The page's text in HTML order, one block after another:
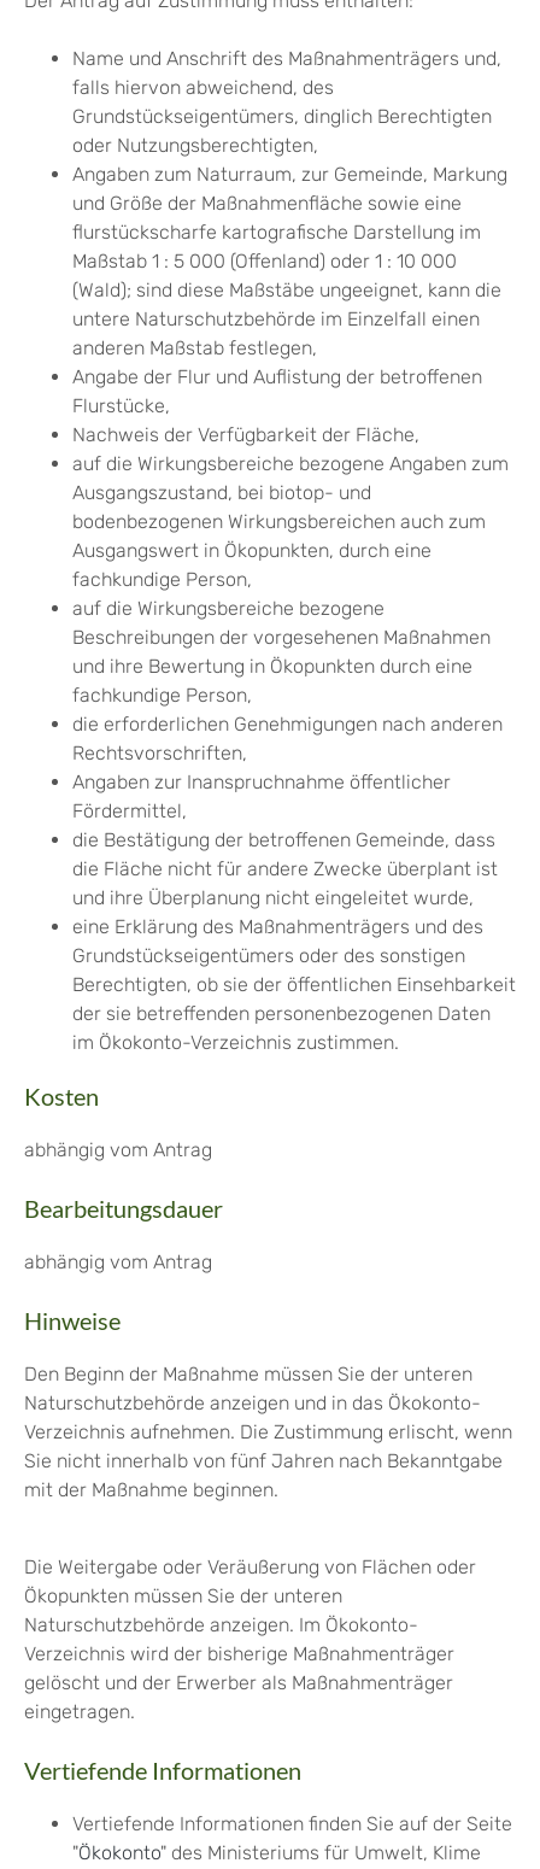
Name und Anschrift des Maßnahmenträgers und,
falls hiervon abweichend, des
Grundstückseigentümers, dinglich Berechtigten
oder Nutzungsberechtigten,
Angaben zum Naturraum, zur Gemeinde, Markung
und Größe der Maßnahmenfläche sowie eine
flurstückscharfe kartografische Darstellung im
Maßstab 1 : 5 000 (Offenland) oder 1 : 10 000
(Wald); sind diese Maßstäbe ungeeignet, kann die
untere Naturschutzbehörde im Einzelfall einen
anderen Maßstab festlegen,
Angabe der Flur und Auflistung der betroffenen
Flurstücke,
Nachweis der Verfügbarkeit der Fläche,
auf die Wirkungsbereiche bezogene Angaben zum
Ausgangszustand, bei biotop- und
bodenbezogenen Wirkungsbereichen auch zum
Ausgangswert in Ökopunkten, durch eine
fachkundige Person,
auf die Wirkungsbereiche bezogene
Beschreibungen der vorgesehenen Maßnahmen
und ihre Bewertung in Ökopunkten durch eine
fachkundige Person,
die erforderlichen Genehmigungen nach anderen
Rechtsvorschriften,
Angaben zur Inanspruchnahme öffentlicher
Fördermittel,
die Bestätigung der betroffenen Gemeinde, dass
die Fläche nicht für andere Zwecke überplant ist
und ihre Überplanung nicht eingeleitet wurde,
eine Erklärung des Maßnahmenträgers und des
Grundstückseigentümers oder des sonstigen
Berechtigten, ob sie der öffentlichen Einsehbarkeit
der sie betreffenden personenbezogenen Daten
im Ökokonto-Verzeichnis zustimmen.
Kosten
abhängig vom Antrag
Bearbeitungsdauer
abhängig vom Antrag
Hinweise
Den Beginn der Maßnahme müssen Sie der unteren
Naturschutzbehörde anzeigen und in das Ökokonto-
Verzeichnis aufnehmen. Die Zustimmung erlischt, wenn
Sie nicht innerhalb von fünf Jahren nach Bekanntgabe
mit der Maßnahme beginnen.
Die Weitergabe oder Veräußerung von Flächen oder
Ökopunkten müssen Sie der unteren
Naturschutzbehörde anzeigen. Im Ökokonto-
Verzeichnis wird der bisherige Maßnahmenträger
gelöscht und der Erwerber als Maßnahmenträger
eingetragen.
Vertiefende Informationen
Vertiefende Informationen finden Sie auf der Seite
"Ökokonto" des Ministeriums für Umwelt, Klime